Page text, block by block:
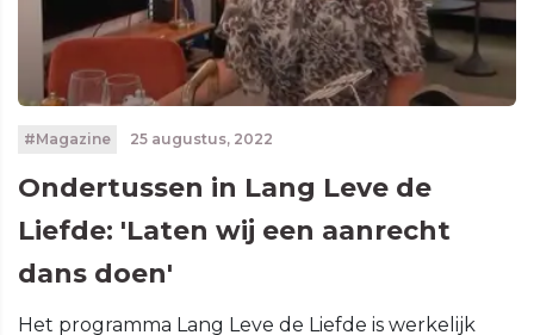
#Magazine 25 augustus, 2022
Ondertussen in Lang Leve de
Liefde: 'Laten wij een aanrecht
dans doen'
Het programma Lang Leve de Liefde is werkelijk